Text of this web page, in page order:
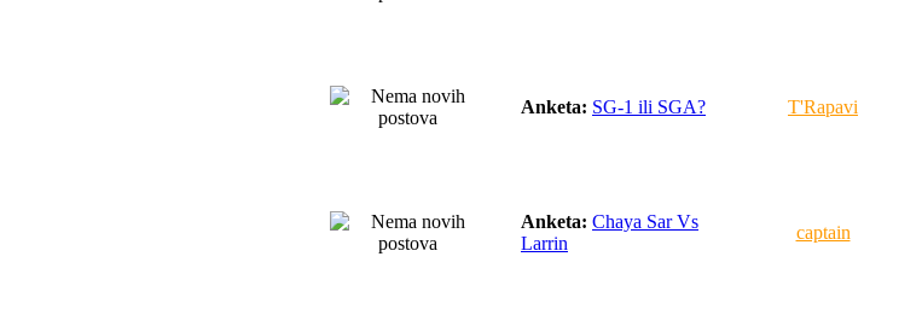
Anketa: SG-1 ili SGA? T'Rapavi
Anketa: Chaya Sar Vs
Larrin
captain